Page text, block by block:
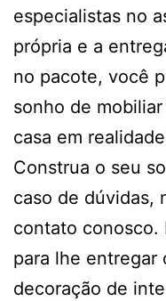
especialistas no
própria e a
no pacote, você
sonho de
casa em
Construa o seu
caso de dúvidas,
contato conosco.
para lhe entregar
decoração de